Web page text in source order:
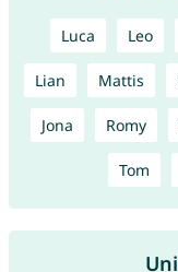
Luca Leo
Lian Mattis
Jona Romy
Tom